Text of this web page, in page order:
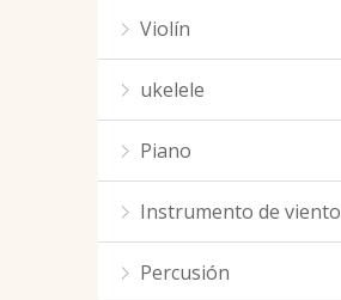
Violín
ukelele
Piano
Instrumento de viento
Percusión